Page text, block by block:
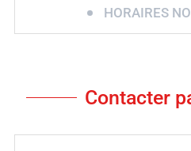
HORAIRES
Contacter